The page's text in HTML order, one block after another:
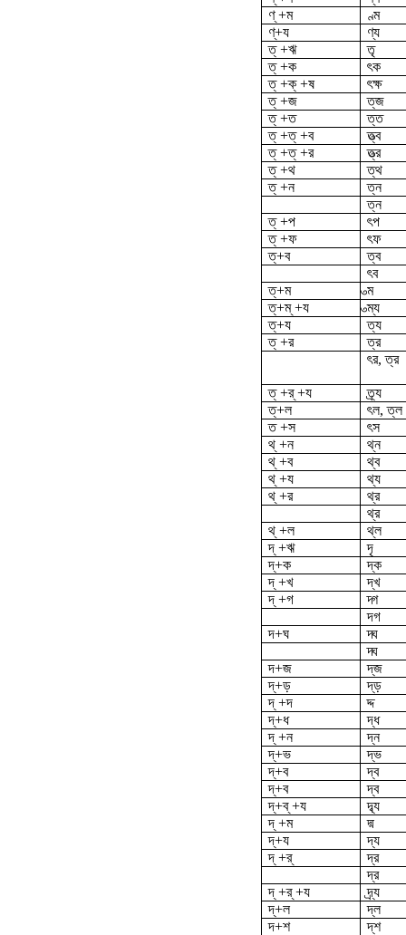
ণ্ +ম
ণ্ম
ণ্‌+য
ণ্য
ত্ +ঋ
তৃ
ত্ +ক
ৎক
ত্ +ক্ +ষ
ৎক্ষ
ত্ +জ
ত্‌জ
ত্ +ত
ত্ত
ত্ +ত্ +ব
ত্ত্ব
ত্ +ত্ +র
ত্ত্র
ত্ +থ
ত্থ
ত্ +ন
ত্ন
ত্‌ন
ত্ +প
ৎপ
ত্ +ফ
ৎফ
ত্‌+ব
ত্ব
ৎব
ত্‌+ম
ত্ম
ত্‌+ম্ +য
ত্ম্য
ত্‌+য
ত্য
ত্ +র
ত্র
ৎর, ত্‌র
ত্ +র্ +য
ত্র্য
ত্‌+ল
ৎল, ত্‌ল
ত +স
ৎস
থ্ +ন
থ্‌ন
থ্ +ব
থ্ব
থ্ +য
থ্য
থ্ +র
থ্র
থ্‌র
থ্ +ল
থ্‌ল
দ্ +ঋ
দৃ
দ্‌+ক
দ্‌ক
দ্ +খ
দ্‌খ
দ্ +গ
দ্গ
দ‌গ
দ‌+ঘ
দ্ঘ
দ্ঘ
দ‌+জ
দ্‌জ
দ্‌+ড়
দ্‌ড়
দ্ +দ
দ্দ
দ্‌+ধ
দ্ধ
দ্ +ন
দ্‌ন
দ্‌+ভ
দ্ভ
দ্‌+ব
দ্ব
দ্‌+ব
দ্‌ব
দ্‌+ব্ +য
দ্ব্য
দ্ +ম
দ্ম
দ্‌+য
দ্য
দ্ +র্
দ্র
দ্‌র
দ্ +র্ +য
দ্র্য
দ্‌+ল
দ্‌ল
দ‌+শ
দ্‌শ